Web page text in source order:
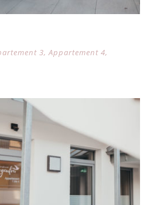
3, Appartement 4,